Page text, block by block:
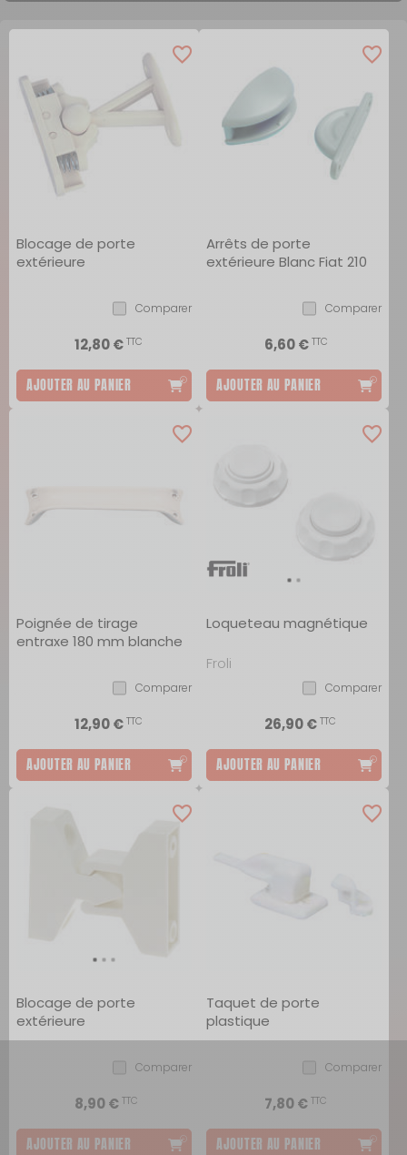
Blocage de porte
extérieure
Comparer
12,80 €TTC
AJOUTER AU PANIER
Arrêts de porte
extérieure Blanc Fiat 210
Comparer
6,60 €TTC
AJOUTER AU PANIER
Poignée de tirage
entraxe 180 mm blanche
Comparer
12,90 €TTC
AJOUTER AU PANIER
Loqueteau magnétique
Froli
Comparer
26,90 €TTC
AJOUTER AU PANIER
Blocage de porte
extérieure
Comparer
8,90 €TTC
AJOUTER AU PANIER
Taquet de porte
plastique
Comparer
7,80 €TTC
AJOUTER AU PANIER